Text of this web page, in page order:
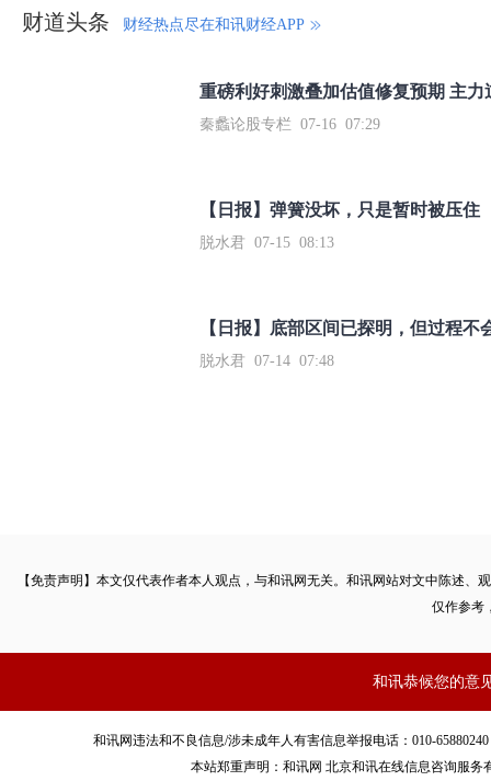
财道头条 财经热点尽在和讯财经APP
秦蠡论股专栏 07-16 07:29
【日报】弹簧没坏，只是暂时被压住
脱水君 07-15 08:13
【日报】底部区间已探明，但过程不
脱水君 07-14 07:48
【免责声明】本文仅代表作者本人观点，与和讯网无关。和讯网站对文中陈述
仅作参考
和讯恭候您的意
和讯网违法和不良信息/涉未成年人有害信息举报电话：010-
本站郑重声明：和讯网 北京和讯在线信息咨询服